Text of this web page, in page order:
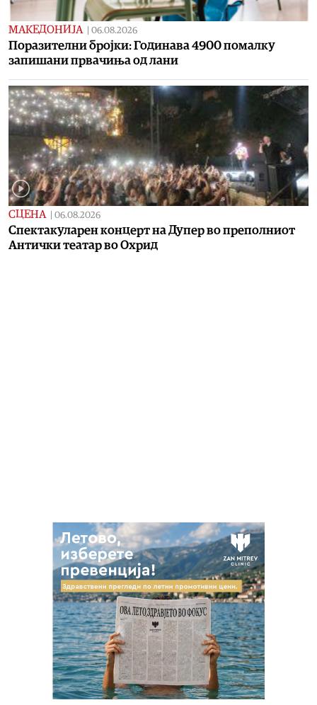
МАКЕДОНИЈА | 06.08.2026
Поразителни бројки: Годинава 4900 помалку
запишани првачиња од лани
СЦЕНА | 06.08.2026
Спектакуларен концерт на Дупер во преполниот
Антички театар во Охрид